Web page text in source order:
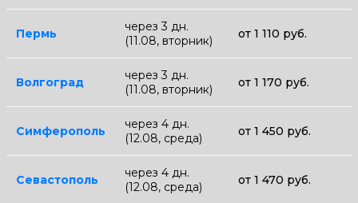
Пермь
через 3 дн.
(11.08, вторник)
от 1 110 руб.
Волгоград
через 3 дн.
(11.08, вторник)
от 1 170 руб.
Симферополь
через 4 дн.
(12.08, среда)
от 1 450 руб.
Севастополь
через 4 дн.
(12.08, среда)
от 1 470 руб.